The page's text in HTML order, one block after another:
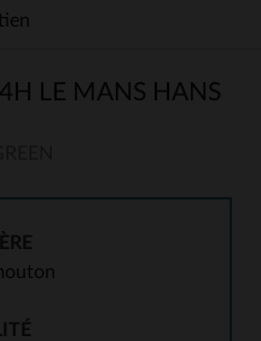
LE MANS HANS